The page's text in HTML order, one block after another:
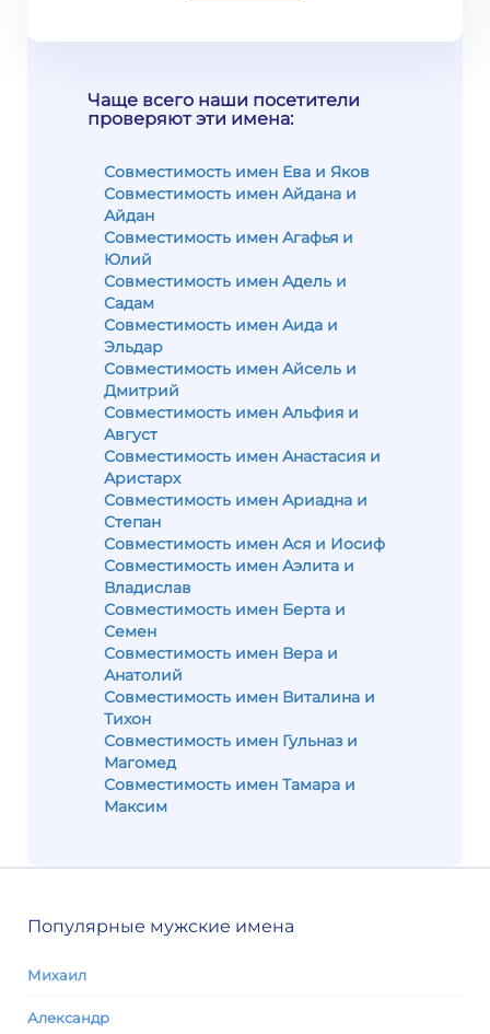
Чаще всего наши посетители
проверяют эти имена:
Совместимость имен Ева и Яков
Совместимость имен Айдана и
Айдан
Совместимость имен Агафья и
Юлий
Совместимость имен Адель и
Садам
Совместимость имен Аида и
Эльдар
Совместимость имен Айсель и
Дмитрий
Совместимость имен Альфия и
Август
Совместимость имен Анастасия и
Аристарх
Совместимость имен Ариадна и
Степан
Совместимость имен Ася и Иосиф
Совместимость имен Аэлита и
Владислав
Совместимость имен Берта и
Семен
Совместимость имен Вера и
Анатолий
Совместимость имен Виталина и
Тихон
Совместимость имен Гульназ и
Магомед
Совместимость имен Тамара и
Максим
Популярные мужские имена
Михаил
Александр